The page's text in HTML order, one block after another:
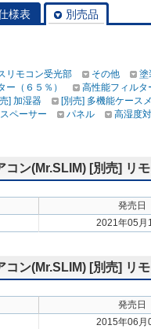
様表 別売品
リモコン受光部 その他
塗
ー（６５％）
高性能フィルタ
] 加湿器
[別売] 多機能ケース
ペーサー パネル
高湿度
コン(Mr.SLIM) [別売] リ
発売日
2021年05月
コン(Mr.SLIM) [別売] リ
発売日
2015年06月